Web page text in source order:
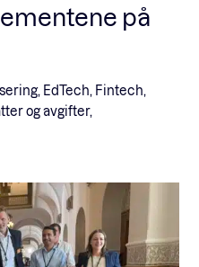
på
EdTech, Fintech,
og avgifter,